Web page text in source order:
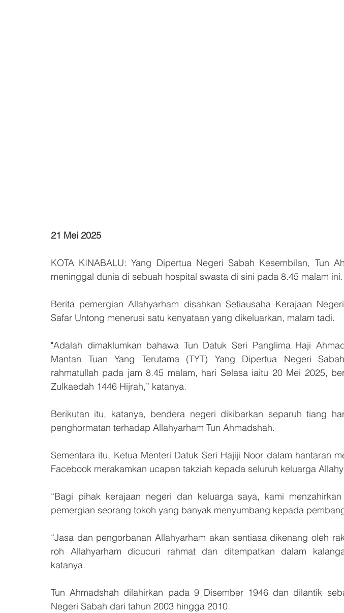
21 Mei 2025
KOTA KINABALU: Yang Dipertua Negeri Sabah Kesembilan, Tun
meninggal dunia di sebuah hospital swasta di sini pada 8.45 malam ini.
Berita pemergian Allahyarham disahkan Setiausaha Kerajaan
Safar Untong menerusi satu kenyataan yang dikeluarkan, malam tadi.
"Adalah dimaklumkan bahawa Tun Datuk Seri Panglima Haji
Mantan Tuan Yang Terutama (TYT) Yang Dipertua Negeri
rahmatullah pada jam 8.45 malam, hari Selasa iaitu 20 Mei 2025,
Zulkaedah 1446 Hijrah,” katanya.
Berikutan itu, katanya, bendera negeri dikibarkan separuh tiang
penghormatan terhadap Allahyarham Tun Ahmadshah.
Sementara itu, Ketua Menteri Datuk Seri Hajiji Noor dalam hantaran
Facebook merakamkan ucapan takziah kepada seluruh keluarga
“Bagi pihak kerajaan negeri dan keluarga saya, kami
pemergian seorang tokoh yang banyak menyumbang kepada
“Jasa dan pengorbanan Allahyarham akan sentiasa dikenang oleh
roh Allahyarham dicucuri rahmat dan ditempatkan dalam
katanya.
Tun Ahmadshah dilahirkan pada 9 Disember 1946 dan dilantik
Negeri Sabah dari tahun 2003 hingga 2010.